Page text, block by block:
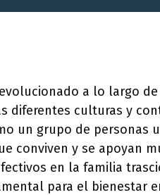
a lo largo
diferentes culturas y
un grupo de personas
conviven y se apoyan
en la familia
para el bienestar